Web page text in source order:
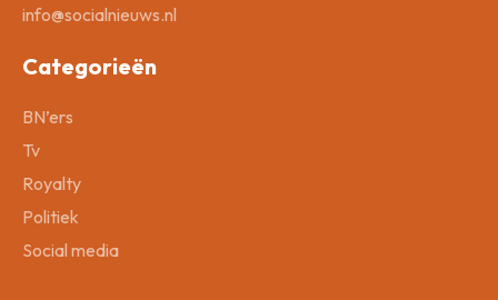
info@socialnieuws.nl
Categorieën
BN’ers
Tv
Royalty
Politiek
Social media